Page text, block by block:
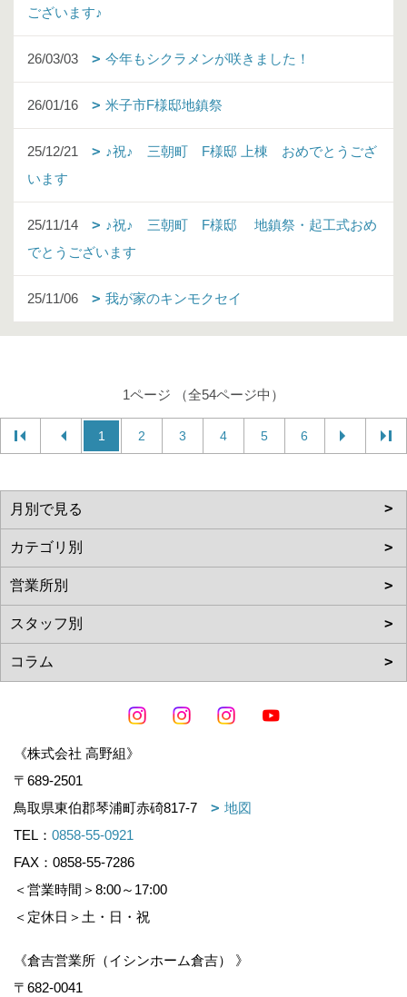
ございます♪
26/03/03 今年もシクラメンが咲きました！
26/01/16 米子市F様邸地鎮祭
25/12/21
♪祝♪ 三朝町 F様邸 上棟 おめでとうござ
います
25/11/14
♪祝♪ 三朝町 F様邸 地鎮祭・起工式おめ
でとうございます
25/11/06 我が家のキンモクセイ
1ページ （全54ページ中）
1 2 3 4 5 6
《株式会社 高野組》
〒689-2501
鳥取県東伯郡琴浦町赤碕817-7
地図
TEL： 0858-55-0921
FAX：0858-55-7286
＜営業時間＞8:00～17:00
＜定休日＞土・日・祝
《倉吉営業所（イシンホーム倉吉） 》
〒682-0041